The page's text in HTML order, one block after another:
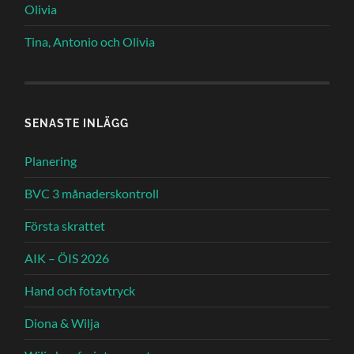
Olivia
Tina, Antonio och Olivia
SENASTE INLÄGG
Planering
BVC 3 månaderskontroll
Första skrattet
AIK – ÖIS 2026
Hand och fotavtryck
Diona & Wilja